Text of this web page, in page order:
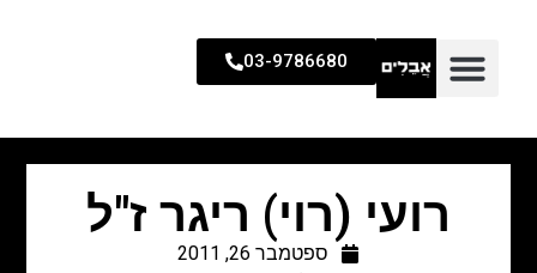
03-9786680
רועי (רוי) ריגר ז"ל
ספטמבר 26, 2011